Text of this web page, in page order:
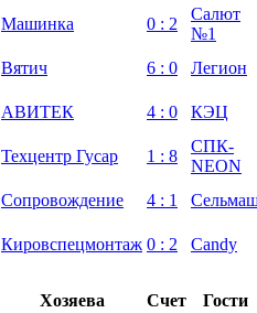
Машинка 0 : 2
Салют
№1
Вятич 6 : 0
Легион
АВИТЕК 4 : 0
КЭЦ
Техцентр Гусар 1 : 8
СПК-
NEON
Сопровождение 4 : 1
Кировспецмонтаж 0 : 2
Candy
Хозяева Счет
Гости